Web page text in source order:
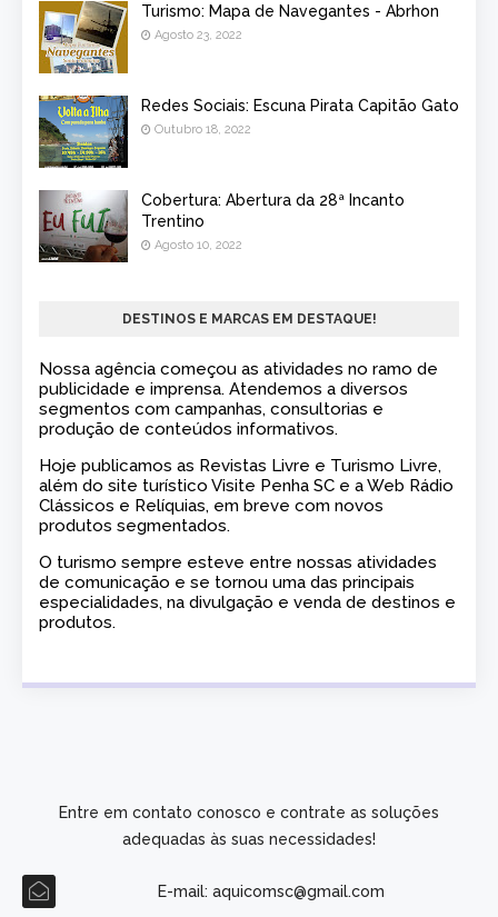
Turismo: Mapa de Navegantes - Abrhon
Agosto 23, 2022
Redes Sociais: Escuna Pirata Capitão Gato
Outubro 18, 2022
Cobertura: Abertura da 28ª Incanto
Trentino
Agosto 10, 2022
DESTINOS E MARCAS EM DESTAQUE!
Nossa agência começou as atividades no ramo de
publicidade e imprensa. Atendemos a diversos
segmentos com campanhas, consultorias e
produção de conteúdos informativos.
Hoje publicamos as Revistas Livre e Turismo Livre,
além do site turístico Visite Penha SC e a Web Rádio
Clássicos e Relíquias, em breve com novos
produtos segmentados.
O turismo sempre esteve entre nossas atividades
de comunicação e se tornou uma das principais
especialidades, na divulgação e venda de destinos e
produtos.
Entre em contato conosco e contrate as soluções
adequadas às suas necessidades!
E-mail: aquicomsc@gmail.com